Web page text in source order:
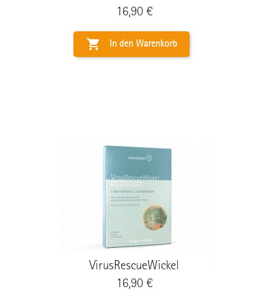
Preis
16,90 €
 In den Warenkorb
VirusRescueWickel
Preis
16,90 €